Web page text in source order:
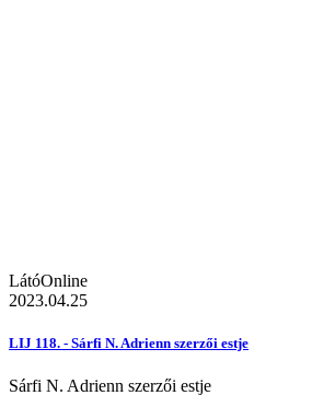
LátóOnline
2023.04.25
LIJ 118. - Sárfi N. Adrienn szerzői estje
Sárfi N. Adrienn szerzői estje